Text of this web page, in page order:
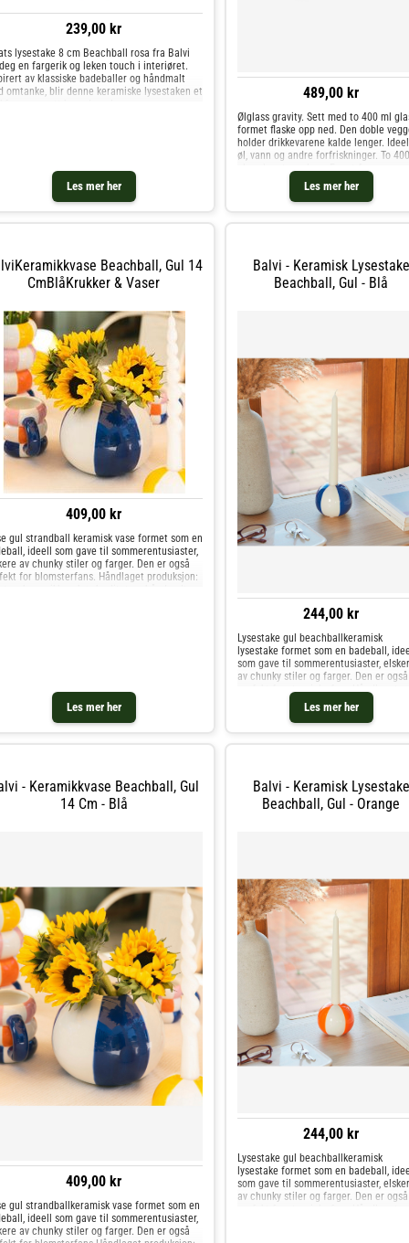
239,00 kr
Les mer her
lysestake 8 cm Beachball rosa fra Balvi
en fargerik og leken touch i interiøret.
av klassiske badeballer og håndmalt
omtanke, blir denne keramiske lysestaken et
489,00 kr
Les mer her
Ølglass gravity. Sett med to 400 ml
formet flaske opp ned. Den doble
holder drikkevarene kalde lenger.
øl, vann og andre forfriskninger. To
glass laget av glass. Egnet for
oppvaskmaskin og kjøleskap. Ideell for
ølelskere. Opp-ned flaskeform med
flytende effekt. Laget i glass av høy
Beachball, Gul 14
CmBlåKrukker & Vaser
409,00 kr
Les mer her
gul strandball keramisk vase formet som en
ideell som gave til sommerentusiaster,
av chunky stiler og farger. Den er også
for blomsterfans. Håndlaget produksjon:
Balvi - Keramisk Lysestake
Beachball, Gul - Blå
244,00 kr
Les mer her
Lysestake gul beachballkeramisk
lysestake formet som en badeball,
som gave til sommerentusiaster,
av chunky stiler og farger. Den er også
produksjon: laget av keramikk av høy
kvalitet og håndmalt; hvert stykke er
unikt. Inkluderer sklisikre propper for å
fargeeksplosjon til ethvert rom i
stue, soverom, gang, spisestue, kontor
mye mer.Spesielt samarbeid - dette
- Keramikkvase Beachball, Gul
14 Cm - Blå
409,00 kr
gul strandballkeramisk vase formet som en
ideell som gave til sommerentusiaster,
av chunky stiler og farger. Den er også
Balvi - Keramisk Lysestake
Beachball, Gul - Orange
244,00 kr
Lysestake gul beachballkeramisk
lysestake formet som en badeball,
som gave til sommerentusiaster,
av chunky stiler og farger. Den er også